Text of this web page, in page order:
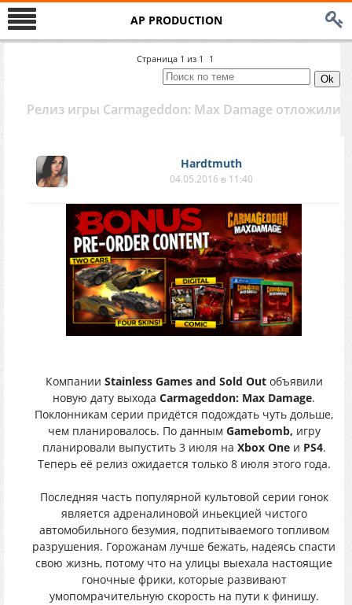
AP PRODUCTION
Страница 1 из 1 1
Релиз игры Carmageddon: Max Damage отложили
Hardtmuth
04.05.2016 в 11:40
Компании Stainless Games and Sold Outобъявили
новую дату выхода Carmageddon: Max Damage.
Поклонникам серии придётся подождать чуть дольше,
чем планировалось. По данным Gamebomb, игру
планировали выпустить 3 июля на Xbox Oneи PS4.
Теперь её релиз ожидается только 8 июля этого года.
Последняя часть популярной культовой серии гонок
является адреналиновой иньекцией чистого
автомобильного безумия, подпитываемого топливом
разрушения. Горожанам лучше бежать, надеясь спасти
свою жизнь, потому что на улицы выехала настоящие
гоночные фрики, которые развивают
умопомрачительную скорость на пути к финишу.